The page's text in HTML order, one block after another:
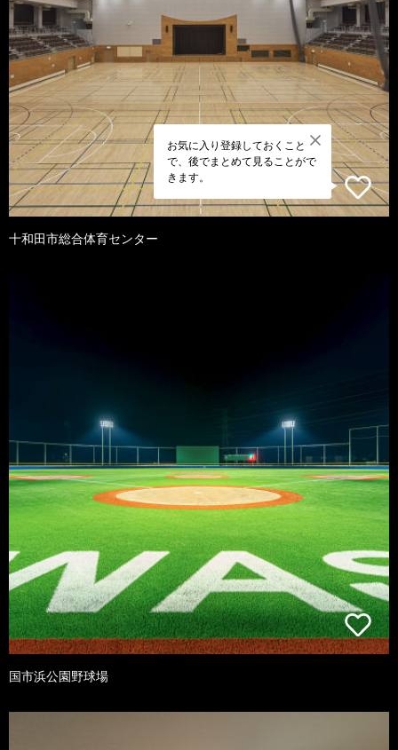
お気に入り登録しておくこと
で、後でまとめて見ることがで
きます。
十和田市総合体育センター
国市浜公園野球場